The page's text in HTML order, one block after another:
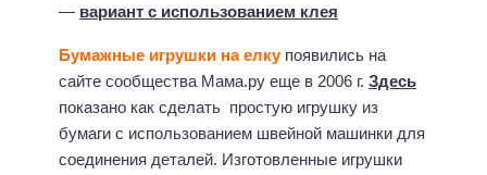
— вариант с использованием клея
Бумажные игрушки на елкупоявились на
сайте сообщества Мама.ру еще в 2006 г. Здесь
показано как сделать простую игрушку из
бумаги с использованием швейной машинки для
соединения деталей. Изготовленные игрушки